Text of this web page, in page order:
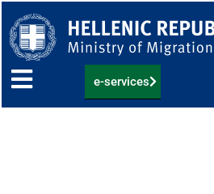
to
content
e-services